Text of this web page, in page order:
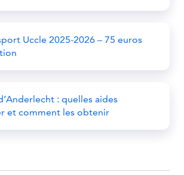
Uccle 2025-2026 – 75 euros
: quelles aides
et comment les obtenir